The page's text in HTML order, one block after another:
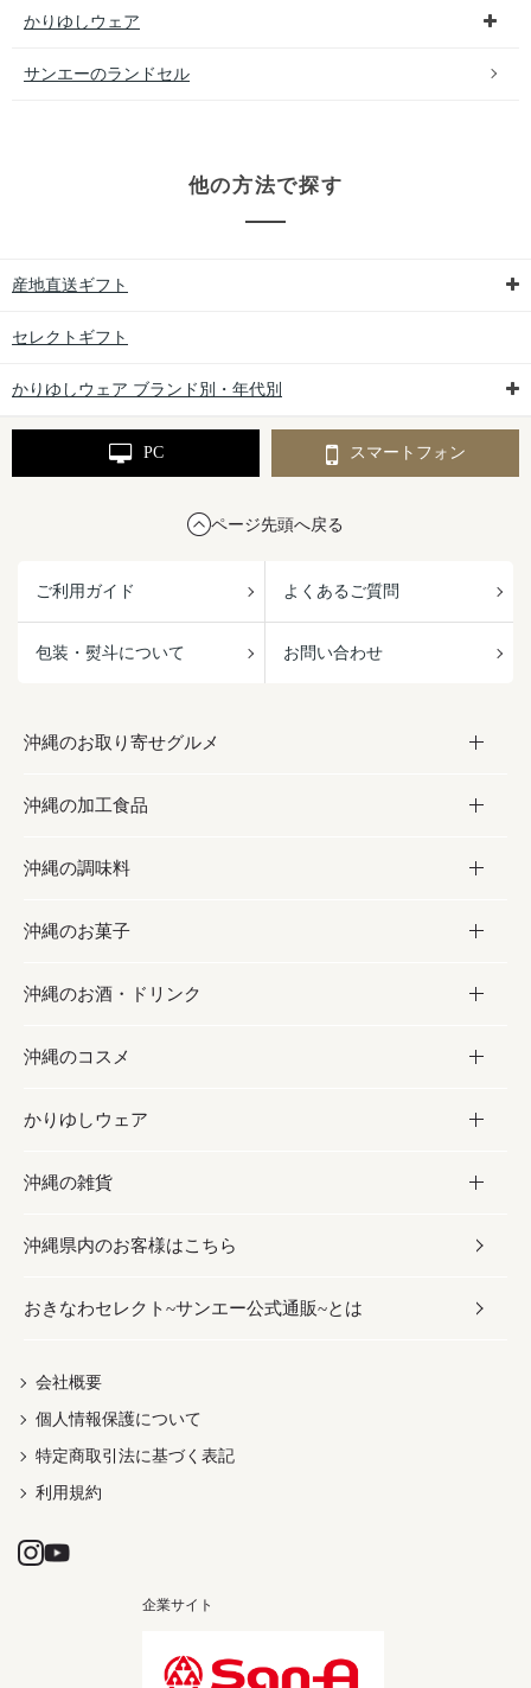
かりゆしウェア
サンエーのランドセル
他の方法で探す
産地直送ギフト
セレクトギフト
かりゆしウェア ブランド別・年代別
PC スマートフォン
ページ先頭へ戻る
ご利用ガイド よくあるご質問
包装・熨斗について お問い合わせ
沖縄のお取り寄せグルメ
お取り寄せグルメ
フルーツ・野菜
お肉
海産物
沖縄の加工食品
加工食品
缶詰／パウチ
沖縄料理
沖縄そば／乾麺
レトルト食品
乾物／粉類
沖縄の調味料
調味料
砂糖／黒砂糖
塩
お酢／ドレッシング
しょうゆ
みそ
だし／スパイス／島唐辛子
沖縄のお菓子
お菓子
黒糖
ちんすこう
伝統菓子
スナック
おつまみ
紅芋
沖縄のお酒・ドリンク
お酒・ドリンク
泡盛
ビール・チューハイ
ワイン・ウィスキー・カクテル
ドリンク
茶葉
沖縄のコスメ
コスメ
スキンケア
ボディケア
ヘアケア
UVケア
かりゆしウェア
かりゆしウェア
メンズ
レディース
沖縄の雑貨
雑貨
沖縄ファッション
伝統工芸品
沖縄県内のお客様はこちら
おきなわセレクト~サンエー公式通販~とは
会社概要
個人情報保護について
特定商取引法に基づく表記
利用規約
企業サイト